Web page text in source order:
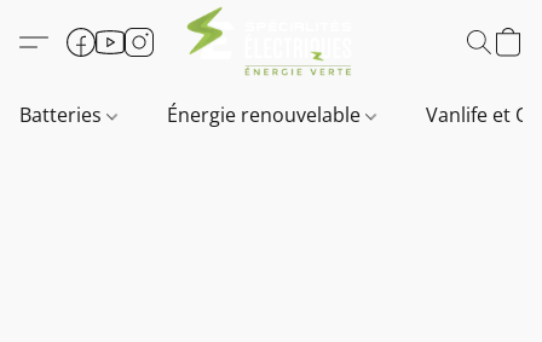
Batteries Énergie renouvelable Vanlife et